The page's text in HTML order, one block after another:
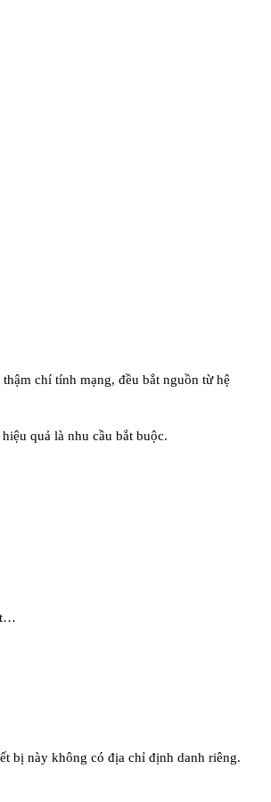
chí tính mạng, đều bắt nguồn từ hệ
quả là nhu cầu bắt buộc.
bị này không có địa chỉ định danh riêng.